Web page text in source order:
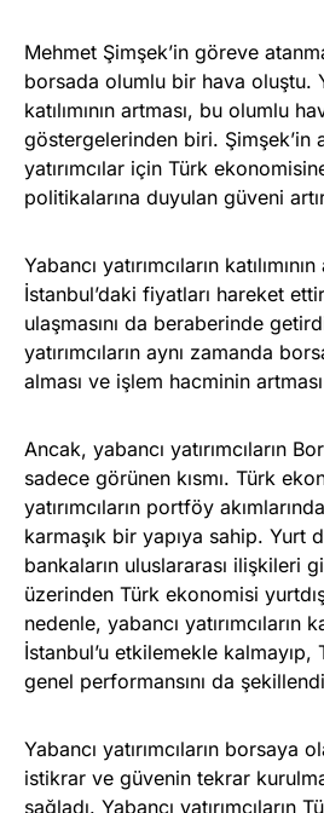
Mehmet Şimşek’in göreve
borsada olumlu bir hava oluştu.
katılımının artması, bu olumlu
göstergelerinden biri. Şimşek’in
yatırımcılar için Türk
politikalarına duyulan güveni
Yabancı yatırımcıların
İstanbul’daki fiyatları hareket
ulaşmasını da beraberinde
yatırımcıların aynı zamanda
alması ve işlem hacminin
Ancak, yabancı yatırımcıların
sadece görünen kısmı. Türk
yatırımcıların portföy
karmaşık bir yapıya sahip. Yurt
bankaların uluslararası ilişkileri
üzerinden Türk ekonomisi
nedenle, yabancı yatırımcıların
İstanbul’u etkilemekle
genel performansını da
Yabancı yatırımcıların borsaya
istikrar ve güvenin tekrar
sağladı. Yabancı yatırımcıların